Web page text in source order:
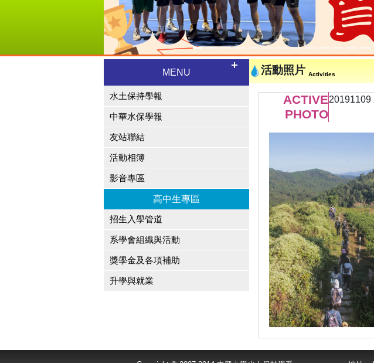
MENU
水土保持學報
中華水保學報
友站聯結
活動相簿
影音專區
高中生專區
招生入學管道
系學會組織與活動
獎學金及各項補助
升學與就業
活動照片 Activities
ACTIVE
PHOTO
20191109